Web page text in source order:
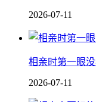
2026-07-11
相亲时第一眼
2026-07-11